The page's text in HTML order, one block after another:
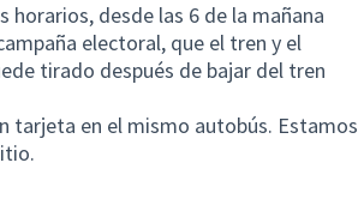
desde las 6 de la mañana
electoral, que el tren y el
tirado después de bajar del tren
tarjeta en el mismo autobús. Estamos